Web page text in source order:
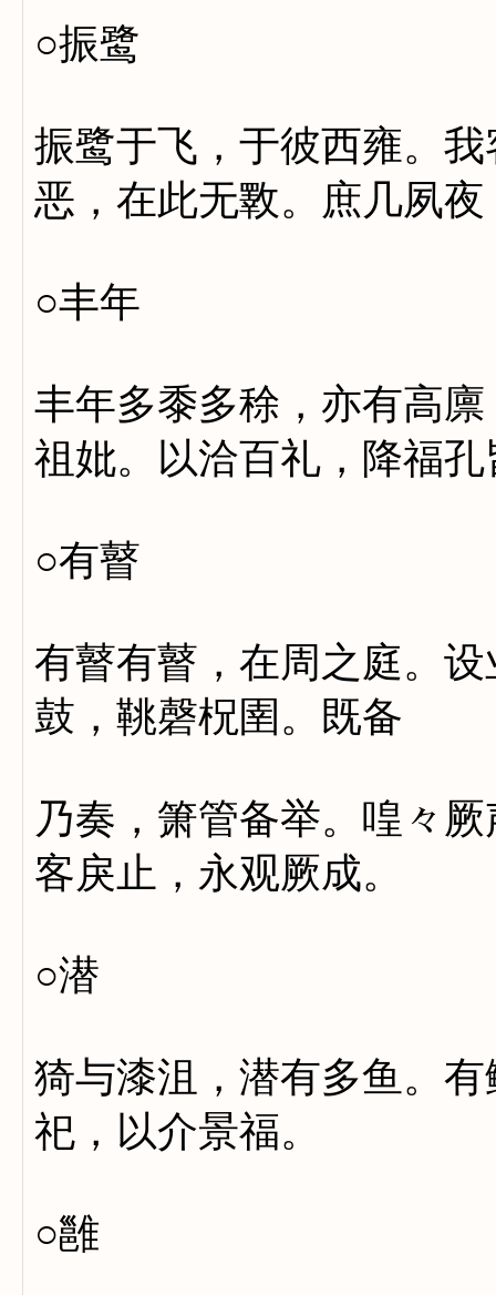
○振鹭
振鹭于飞，于彼西雍。
恶，在此无斁。庶几夙
○丰年
丰年多黍多稌，亦有高
祖妣。以洽百礼，降福孔
○有瞽
有瞽有瞽，在周之庭。
鼓，鞉磬柷圉。既备
乃奏，箫管备举。喤々
客戾止，永观厥成。
○潜
猗与漆沮，潜有多鱼。
祀，以介景福。
○雝